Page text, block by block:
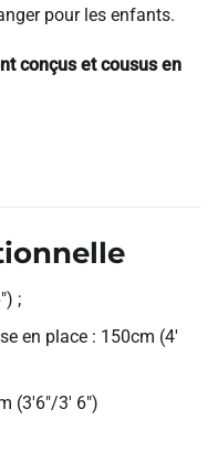
pour les enfants.
conçus et cousus en
;
en place : 150cm (4′
3′ 6″)